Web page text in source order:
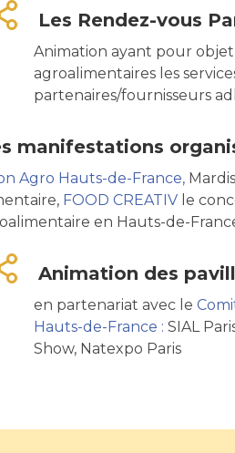
Les Rendez-vous
Animation ayant pour
agroalimentaires les
partenaires/fournisseurs
manifestations
Agro Hauts-de-France,
FOOD CREATIV le
en Hauts-de-
Animation des
en partenariat avec le
Hauts-de-France : SIAL
Show, Natexpo Paris